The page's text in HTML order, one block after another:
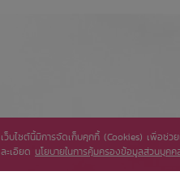
เว็บไซต์นี้มีการจัดเก็บคุกกี้ (Cookies) เพื่อช่ว
ละเอียด นโยบายในการคุ้มครองข้อมูลส่วนบุคค